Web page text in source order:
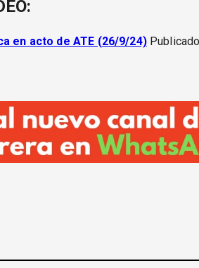
en acto de ATE (26/9/24)